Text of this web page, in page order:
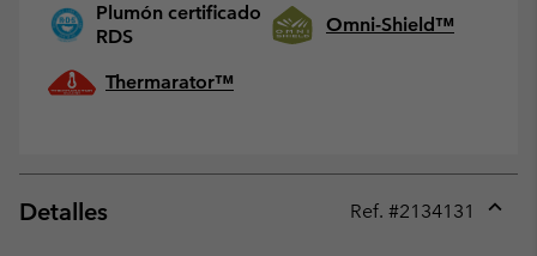
Plumón certificado
RDS
Omni-Shield™
Thermarator™
Detalles Ref. #2134131